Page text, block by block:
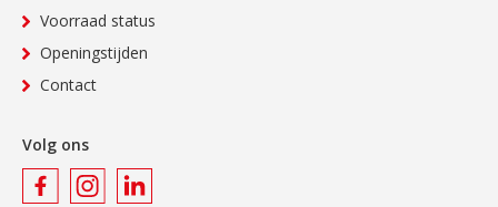
Voorraad status
Openingstijden
Contact
Volg ons